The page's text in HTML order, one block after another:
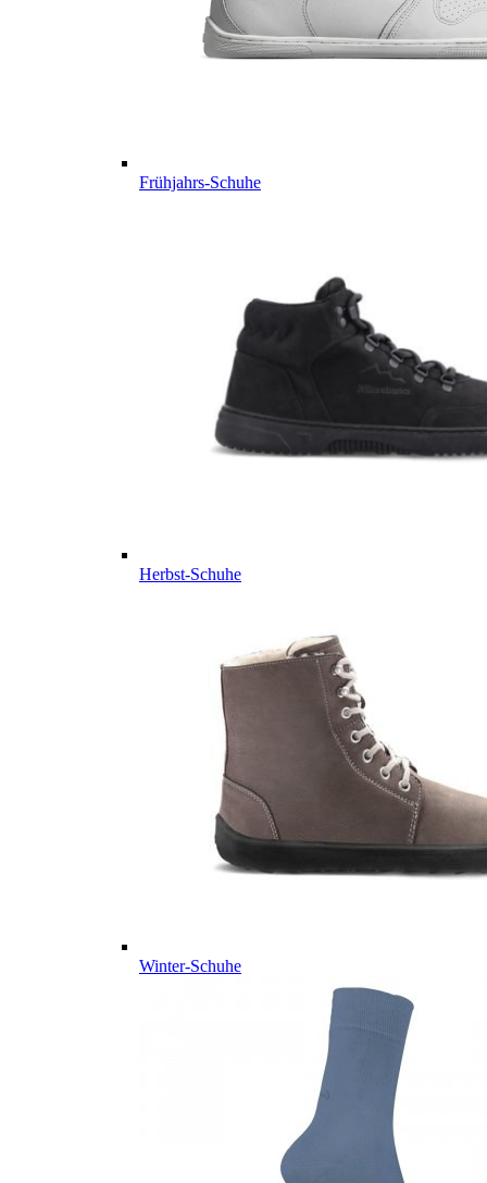
Frühjahrs-Schuhe
Herbst-Schuhe
Winter-Schuhe